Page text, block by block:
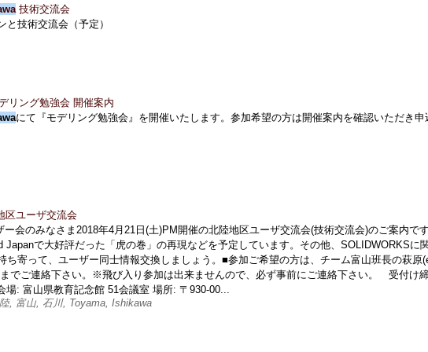
技術交流会
と技術交流会（予定）
リング勉強会 開催案内
にて『モデリング勉強会』を開催いたします。参加希望の方は開催案内を確認いただき申
区ユーザ交流会
会のみなさま2018年4月21日(土)PM開催の北陸地区ユーザ交流会(技術交流会)のご案内です
Japanで大好評だった「虎の巻」の再現などを予定しています。その他、SOLIDWORKSに
ち寄って、ユーザー同士情報交換しましょう。■参加ご希望の方は、チーム富山班長の萩原
でご連絡下さい。※飛び入り参加は出来ませんので、必ず事前にご連絡下さい。 受付け
場: 富山県教育記念館 51会議室 場所: 〒930-00...
, 富山, 石川, Toyama, Ishikawa